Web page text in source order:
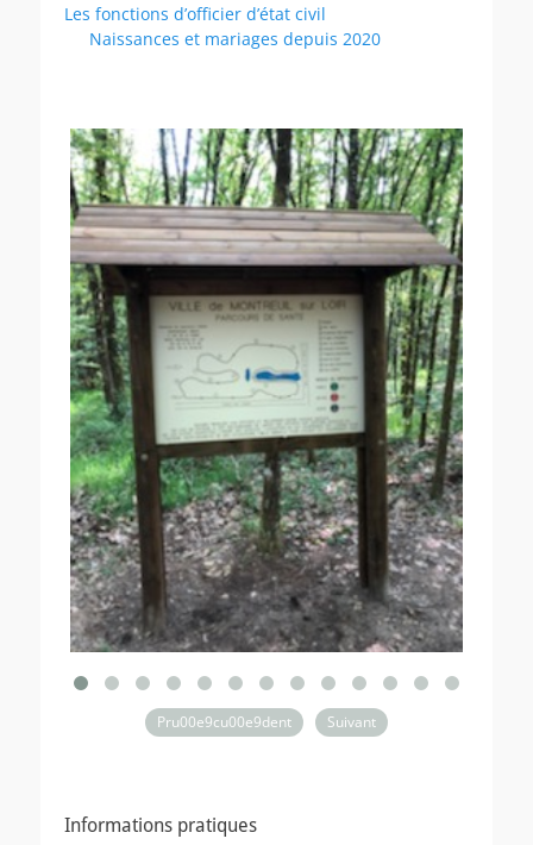
Les fonctions d’officier d’état civil
Naissances et mariages depuis 2020
Pru00e9cu00e9dent Suivant
Informations pratiques